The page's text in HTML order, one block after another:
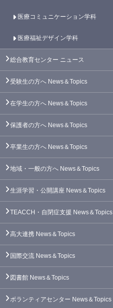
医療コミュニケーション学科
医療福祉デザイン学科
総合教育センター ニュース
受験生の方へ News＆Topics
在学生の方へ News＆Topics
保護者の方へ News＆Topics
卒業生の方へ News＆Topics
地域・一般の方へ News＆Topics
生涯学習・公開講座 News＆Topics
TEACCH・自閉症支援 News＆Topics
高大連携 News＆Topics
国際交流 News＆Topics
図書館 News＆Topics
ボランティアセンター News＆Topics